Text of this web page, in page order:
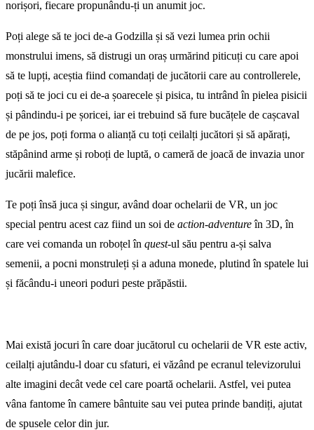
norișori, fiecare propunându-ți un anumit joc.
Poți alege să te joci de-a Godzilla și să vezi lumea prin ochii
monstrului imens, să distrugi un oraș urmărind piticuți cu care apoi
să te lupți, aceștia fiind comandați de jucătorii care au controllerele,
poți să te joci cu ei de-a șoarecele și pisica, tu intrând în pielea pisicii
și pândindu-i pe șoricei, iar ei trebuind să fure bucățele de cașcaval
de pe jos, poți forma o alianță cu toți ceilalți jucători și să apărați,
stăpânind arme și roboți de luptă, o cameră de joacă de invazia unor
jucării malefice.
Te poți însă juca și singur, având doar ochelarii de VR, un joc
special pentru acest caz fiind un soi de action-adventureîn 3D, în
care vei comanda un roboțel în quest-ul său pentru a-și salva
semenii, a pocni monstruleți și a aduna monede, plutind în spatele lui
și făcându-i uneori poduri peste prăpăstii.
Mai există jocuri în care doar jucătorul cu ochelarii de VR este activ,
ceilalți ajutându-l doar cu sfaturi, ei văzând pe ecranul televizorului
alte imagini decât vede cel care poartă ochelarii. Astfel, vei putea
vâna fantome în camere bântuite sau vei putea prinde bandiți, ajutat
de spusele celor din jur.